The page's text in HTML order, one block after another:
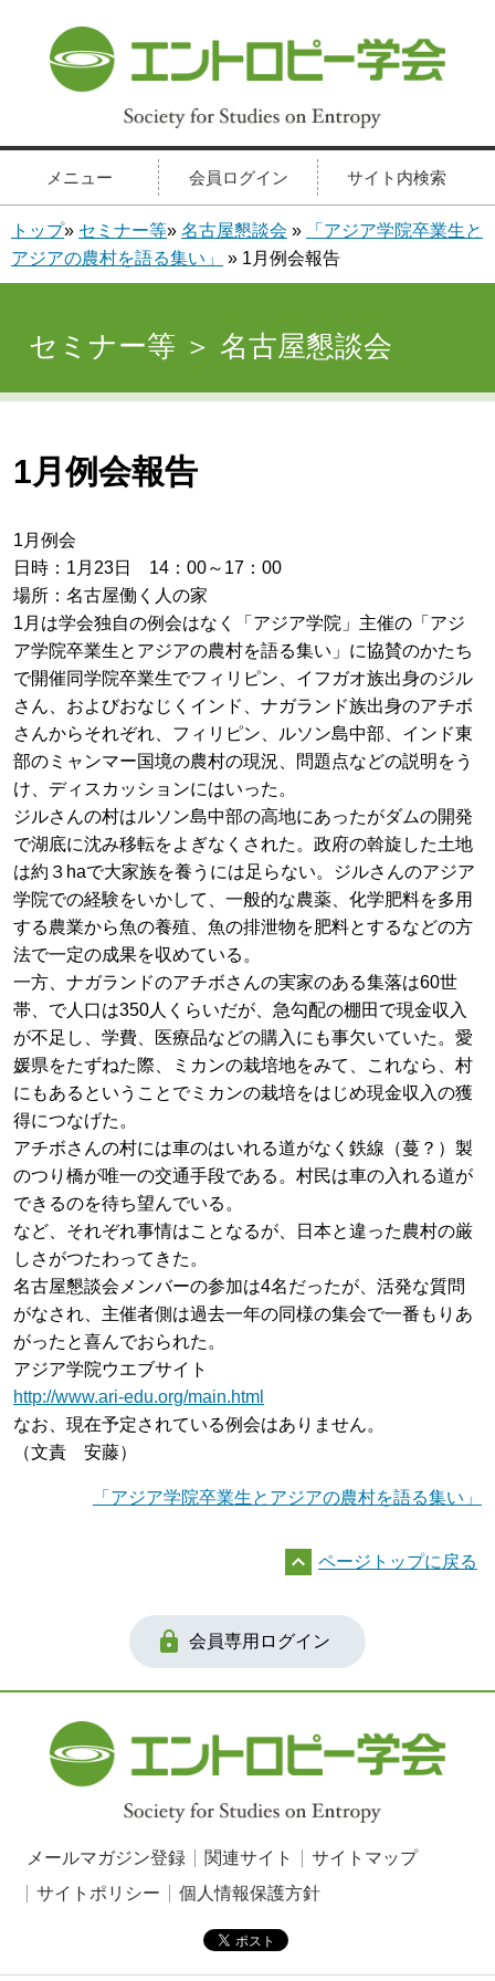
メニュー 会員ログイン サイト内検索
トップ» セミナー等» 名古屋懇談会 »
「アジア学院卒業生と
アジアの農村を語る集い」
» 1月例会報告
セミナー等 ＞ 名古屋懇談会
1月例会報告
1月例会
日時：1月23日 14：00～17：00
場所：名古屋働く人の家
1月は学会独自の例会はなく「アジア学院」主催の「アジ
ア学院卒業生とアジアの農村を語る集い」に協賛のかたち
で開催同学院卒業生でフィリピン、イフガオ族出身のジル
さん、およびおなじくインド、ナガランド族出身のアチボ
さんからそれぞれ、フィリピン、ルソン島中部、インド東
部のミャンマー国境の農村の現況、問題点などの説明をう
け、ディスカッションにはいった。
ジルさんの村はルソン島中部の高地にあったがダムの開発
で湖底に沈み移転をよぎなくされた。政府の斡旋した土地
は約３haで大家族を養うには足らない。ジルさんのアジア
学院での経験をいかして、一般的な農薬、化学肥料を多用
する農業から魚の養殖、魚の排泄物を肥料とするなどの方
法で一定の成果を収めている。
一方、ナガランドのアチボさんの実家のある集落は60世
帯、で人口は350人くらいだが、急勾配の棚田で現金収入
が不足し、学費、医療品などの購入にも事欠いていた。愛
媛県をたずねた際、ミカンの栽培地をみて、これなら、村
にもあるということでミカンの栽培をはじめ現金収入の獲
得につなげた。
アチボさんの村には車のはいれる道がなく鉄線（蔓？）製
のつり橋が唯一の交通手段である。村民は車の入れる道が
できるのを待ち望んでいる。
など、それぞれ事情はことなるが、日本と違った農村の厳
しさがつたわってきた。
名古屋懇談会メンバーの参加は4名だったが、活発な質問
がなされ、主催者側は過去一年の同様の集会で一番もりあ
がったと喜んでおられた。
アジア学院ウエブサイト
http://www.ari-edu.org/main.html
なお、現在予定されている例会はありません。
（文責 安藤）
「アジア学院卒業生とアジアの農村を語る集い」
 ページトップに戻る
 会員専用ログイン
メールマガジン登録 関連サイト
サイトマップ
サイトポリシー
個人情報保護方針